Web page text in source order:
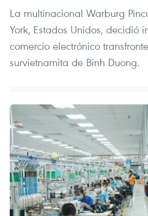
La multinacional Warburg
York, Estados Unidos, decidió
comercio electrónico
survietnamita de Binh Duong.